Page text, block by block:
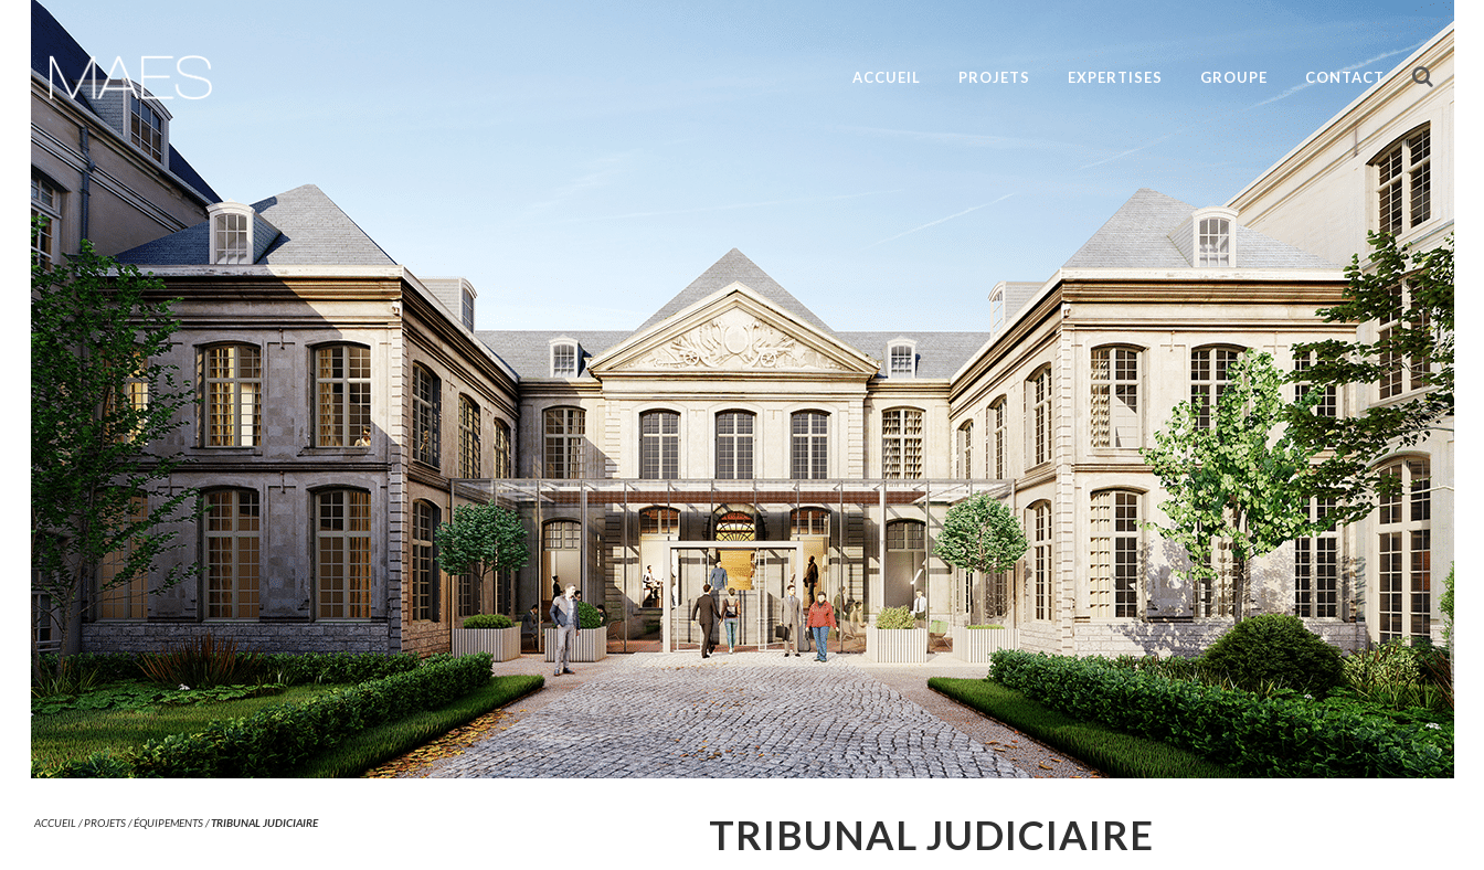
ACCUEIL PROJETS EXPERTISES GROUPE CONTACT
ACCUEIL /PROJETS/ÉQUIPEMENTS/TRIBUNAL JUDICIAIRE TRIBUNAL JUDICIAIRE